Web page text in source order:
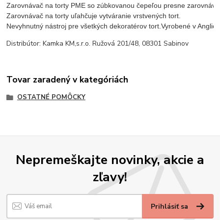
Zarovnávač na torty PME so zúbkovanou čepeľou presne
Zarovnávač na torty uľahčuje vytváranie vrstvených tort.
Nevyhnutný nástroj pre všetkých dekoratérov tort.Vyrobené v
Distribútor: Kamka KM,s.r.o. Ružová 201/48, 08301 Sabinov
Tovar zaradený v kategóriách
OSTATNÉ POMÔCKY
Nepremeškajte novinky, akcie a
zľavy!
Prihlásiť sa